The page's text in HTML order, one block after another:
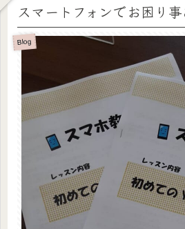
スマートフォンでお困り
Blog